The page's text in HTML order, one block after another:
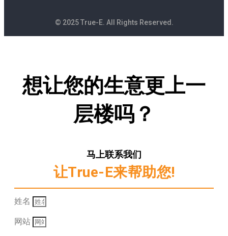
© 2025 True-E. All Rights Reserved.
想让您的生意更上一
层楼吗？
马上联系我们
让True-E来帮助您!
姓名
网站